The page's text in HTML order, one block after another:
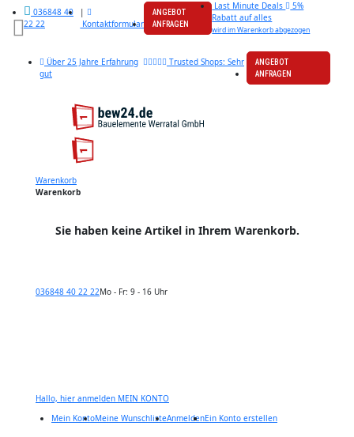
036848 40
22 22
|
Kontaktformular
ANGEBOT
ANFRAGEN
Last Minute Deals
5%
Rabatt auf alles
wird im Warenkorb abgezogen
Über 25 Jahre Erfahrung
Trusted Shops: Sehr
gut
ANGEBOT
ANFRAGEN
Warenkorb
Warenkorb
Sie haben keine Artikel in Ihrem Warenkorb.
036848 40 22 22Mo - Fr: 9 - 16 Uhr
Hallo, hier anmelden MEIN KONTO
Mein KontoMeine WunschlisteAnmeldenEin Konto erstellen